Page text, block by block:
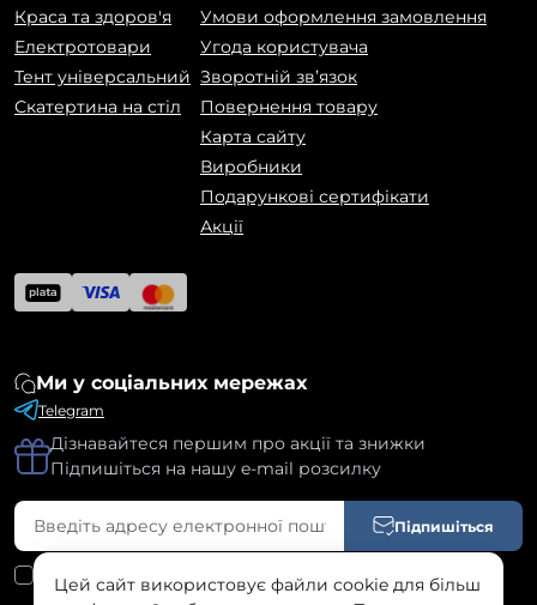
Краса та здоров'я
Електротовари
Тент універсальний
Скатертина на стіл
Умови оформлення замовлення
Угода користувача
Зворотній зв’язок
Повернення товару
Карта сайту
Виробники
Подарункові сертифікати
Акції
Ми у соціальних мережах
Telegram
Дізнавайтеся першим про акції та знижки
Підпишіться на нашу e-mail розсилку
Підпишіться
Я прочитав і згоден з вимогами
Цей сайт використовує файли cookie для більш